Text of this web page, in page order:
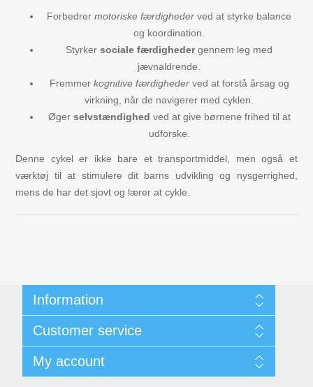
Forbedrer motoriske færdigheder ved at styrke balance
og koordination.
Styrker sociale færdighedergennem leg med
jævnaldrende.
Fremmer kognitive færdighederved at forstå årsag og
virkning, når de navigerer med cyklen.
Øger selvstændighed ved at give børnene frihed til at
udforske.
Denne cykel er ikke bare et transportmiddel, men også et
værktøj til at stimulere dit barns udvikling og nysgerrighed,
mens de har det sjovt og lærer at cykle.
Information
Handelsbetingelser
Om os
Contact us
Customer service
Recently viewed products
My account